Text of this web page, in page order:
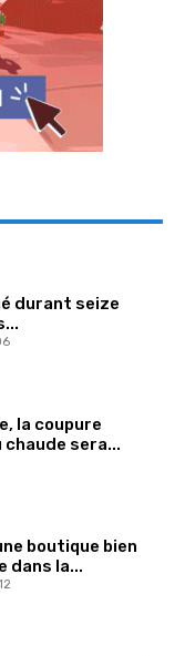
durant seize
la coupure
chaude sera...
boutique bien
dans la...